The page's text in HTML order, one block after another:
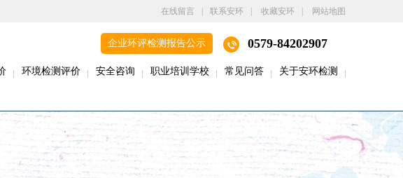
在线留言 联系安环 收藏安环 网站地图
企业环评检测报告公示 0579-84202907
环境检测评价 安全咨询 职业培训学校 常见问答 关于安环检测